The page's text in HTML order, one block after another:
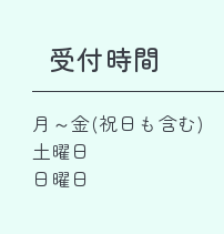
受付時間
月～金(祝日も含む)
土曜日
日曜日